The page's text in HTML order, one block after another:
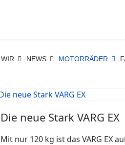
WIR NEWS MOTORRÄDER
Die neue Stark VARG EX
Mit nur 120 kg ist das VARG EX